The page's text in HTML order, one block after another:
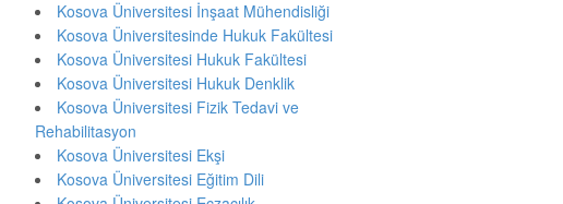
Kosova Üniversitesi İnşaat Mühendisliği
Kosova Üniversitesinde Hukuk Fakültesi
Kosova Üniversitesi Hukuk Fakültesi
Kosova Üniversitesi Hukuk Denklik
Kosova Üniversitesi Fizik Tedavi ve
Rehabilitasyon
Kosova Üniversitesi Ekşi
Kosova Üniversitesi Eğitim Dili